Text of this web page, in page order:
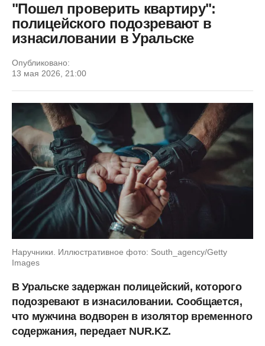
"Пошел проверить квартиру":
полицейского подозревают в
изнасиловании в Уральске
Опубликовано:
13 мая 2026, 21:00
Наручники. Иллюстративное фото: South_agency/Getty
Images
В Уральске задержан полицейский, которого
подозревают в изнасиловании. Сообщается,
что мужчина водворен в изолятор временного
содержания, передает NUR.KZ.